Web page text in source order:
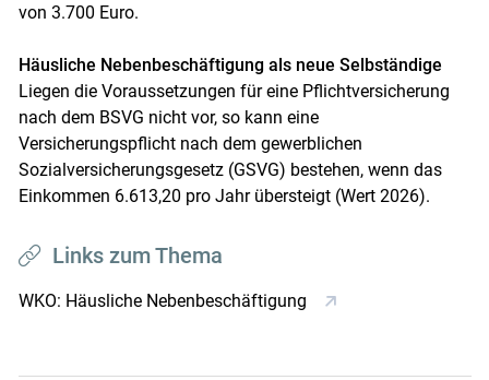
von 3.700 Euro.
Häusliche Nebenbeschäftigung als neue Selbständige
Liegen die Voraussetzungen für eine Pflichtversicherung
nach dem BSVG nicht vor, so kann eine
Versicherungspflicht nach dem gewerblichen
Sozialversicherungsgesetz (GSVG) bestehen, wenn das
Einkommen 6.613,20 pro Jahr übersteigt (Wert 2026).
Links zum Thema
WKO: Häusliche Nebenbeschäftigung